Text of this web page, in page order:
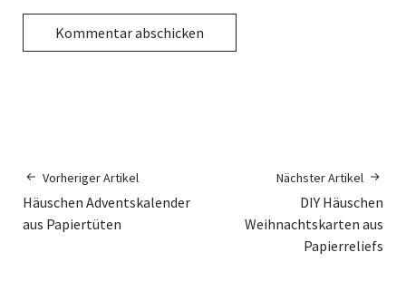
Vorheriger Artikel
Häuschen Adventskalender
aus Papiertüten
Nächster Artikel
DIY Häuschen
Weihnachtskarten aus
Papierreliefs